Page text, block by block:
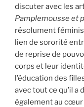
discuter avec les
Pamplemousse et
résolument
lien de sororité
de reprise de
corps et leur
l’éducation des
avec tout ce qu’il a
également au cœur